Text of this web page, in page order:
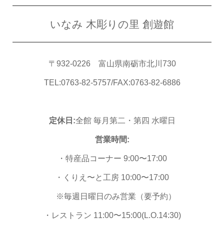
いなみ 木彫りの里 創遊館
〒932-0226 富山県南砺市北川730
TEL:0763-82-5757/FAX:0763-82-6886
定休日:全館 毎月第二・第四 水曜日
営業時間:
・特産品コーナー 9:00〜17:00
・くりえ〜と工房 10:00〜17:00
※毎週日曜日のみ営業（要予約）
・レストラン 11:00〜15:00(L.O.14:30)